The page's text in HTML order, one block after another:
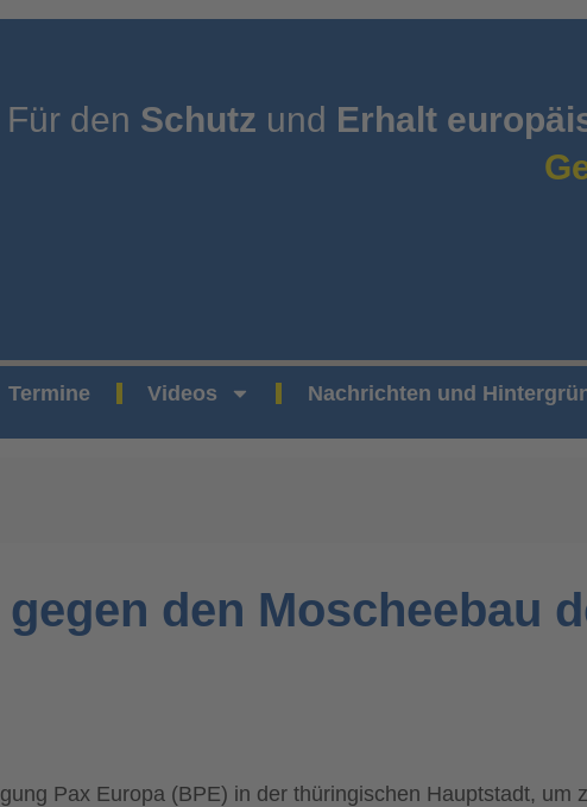
Für den Schutz und Erhalt
Termine Videos Nachrichten und
den Moscheebau
Pax Europa (BPE) in der thüringischen Hauptstadt, um